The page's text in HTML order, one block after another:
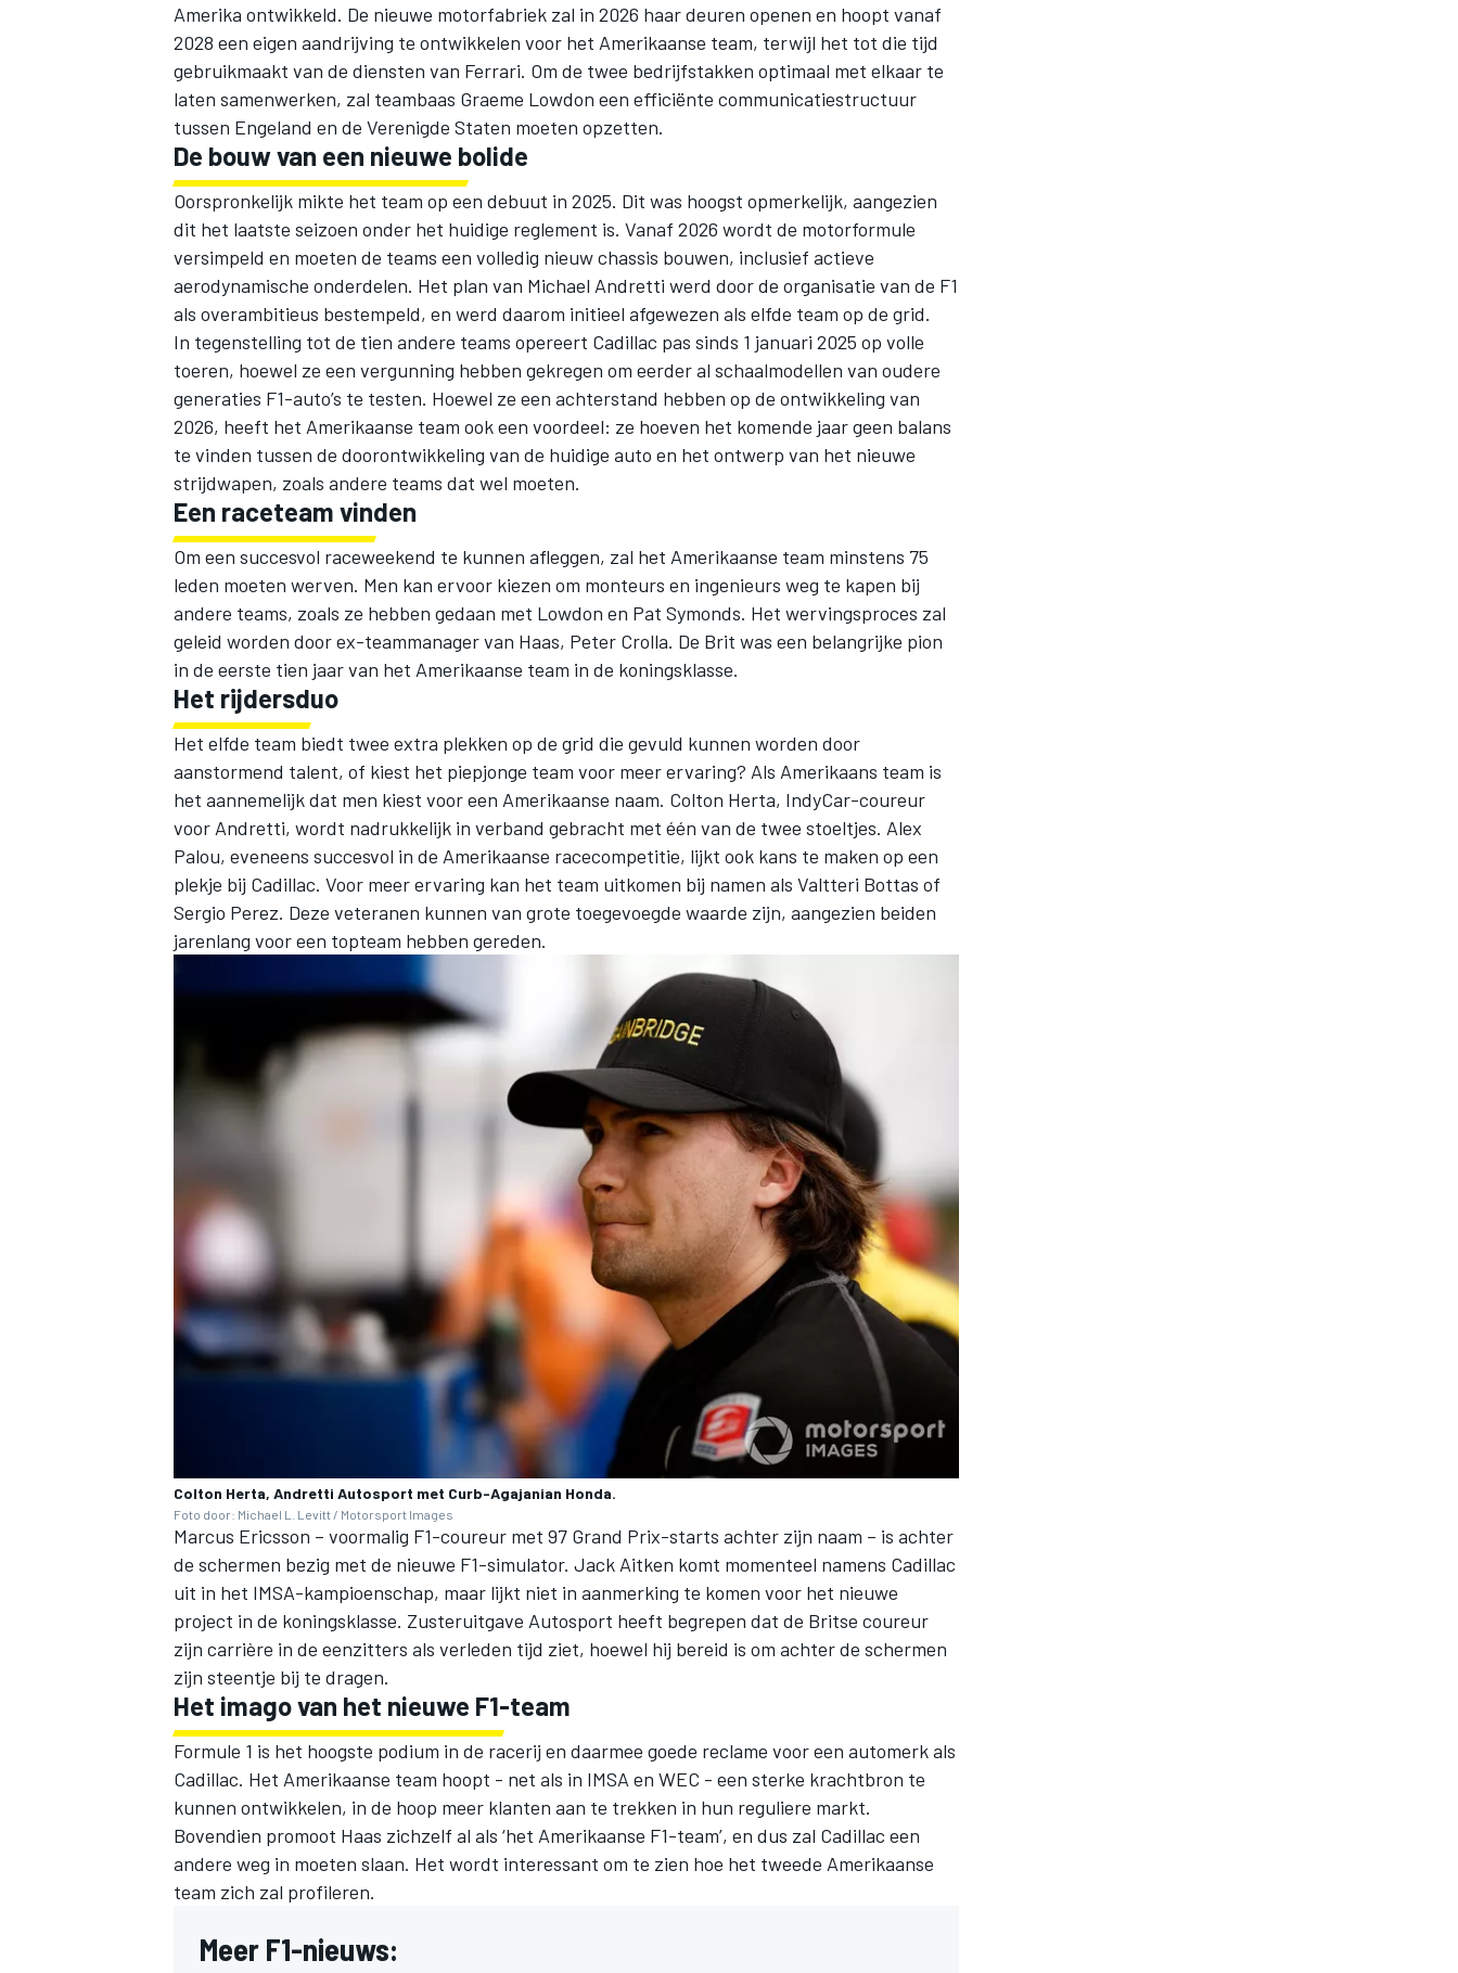
MEER RACEKLASSEN
Amerika ontwikkeld. De nieuwe motorfabriek zal in 2026 haar deuren openen en hoopt vanaf
2028 een eigen aandrijving te ontwikkelen voor het Amerikaanse team, terwijl het tot die tijd
gebruikmaakt van de diensten van Ferrari. Om de twee bedrijfstakken optimaal met elkaar te
laten samenwerken, zal teambaas Graeme Lowdon een efficiënte communicatiestructuur
tussen Engeland en de Verenigde Staten moeten opzetten.
De bouw van een nieuwe bolide
Oorspronkelijk mikte het team op een debuut in 2025. Dit was hoogst opmerkelijk, aangezien
dit het laatste seizoen onder het huidige reglement is. Vanaf 2026 wordt de motorformule
versimpeld en moeten de teams een volledig nieuw chassis bouwen, inclusief actieve
aerodynamische onderdelen. Het plan van Michael Andretti werd door de organisatie van de F1
als overambitieus bestempeld, en werd daarom initieel afgewezen als elfde team op de grid.
In tegenstelling tot de tien andere teams opereert Cadillac pas sinds 1 januari 2025 op volle
toeren, hoewel ze een vergunning hebben gekregen om eerder al schaalmodellen van oudere
generaties F1-auto’s te testen. Hoewel ze een achterstand hebben op de ontwikkeling van
2026, heeft het Amerikaanse team ook een voordeel: ze hoeven het komende jaar geen balans
te vinden tussen de doorontwikkeling van de huidige auto en het ontwerp van het nieuwe
strijdwapen, zoals andere teams dat wel moeten.
Een raceteam vinden
Om een succesvol raceweekend te kunnen afleggen, zal het Amerikaanse team minstens 75
leden moeten werven. Men kan ervoor kiezen om monteurs en ingenieurs weg te kapen bij
andere teams, zoals ze hebben gedaan met Lowdon en Pat Symonds. Het wervingsproces zal
geleid worden door ex-teammanager van Haas, Peter Crolla. De Brit was een belangrijke pion
in de eerste tien jaar van het Amerikaanse team in de koningsklasse.
Het rijdersduo
Het elfde team biedt twee extra plekken op de grid die gevuld kunnen worden door
aanstormend talent, of kiest het piepjonge team voor meer ervaring? Als Amerikaans team is
het aannemelijk dat men kiest voor een Amerikaanse naam. Colton Herta, IndyCar-coureur
voor Andretti, wordt nadrukkelijk in verband gebracht met één van de twee stoeltjes. Alex
Palou, eveneens succesvol in de Amerikaanse racecompetitie, lijkt ook kans te maken op een
plekje bij Cadillac. Voor meer ervaring kan het team uitkomen bij namen als Valtteri Bottas of
Sergio Perez. Deze veteranen kunnen van grote toegevoegde waarde zijn, aangezien beiden
jarenlang voor een topteam hebben gereden.
Colton Herta, Andretti Autosport met Curb-Agajanian Honda.
Foto door: Michael L. Levitt / Motorsport Images
Marcus Ericsson – voormalig F1-coureur met 97 Grand Prix-starts achter zijn naam – is achter
de schermen bezig met de nieuwe F1-simulator. Jack Aitken komt momenteel namens Cadillac
uit in het IMSA-kampioenschap, maar lijkt niet in aanmerking te komen voor het nieuwe
project in de koningsklasse. Zusteruitgave Autosport heeft begrepen dat de Britse coureur
zijn carrière in de eenzitters als verleden tijd ziet, hoewel hij bereid is om achter de schermen
zijn steentje bij te dragen.
Het imago van het nieuwe F1-team
Formule 1 is het hoogste podium in de racerij en daarmee goede reclame voor een automerk als
Cadillac. Het Amerikaanse team hoopt - net als in IMSA en WEC - een sterke krachtbron te
kunnen ontwikkelen, in de hoop meer klanten aan te trekken in hun reguliere markt.
Bovendien promoot Haas zichzelf al als ‘het Amerikaanse F1-team’, en dus zal Cadillac een
andere weg in moeten slaan. Het wordt interessant om te zien hoe het tweede Amerikaanse
team zich zal profileren.
Meer F1-nieuws: